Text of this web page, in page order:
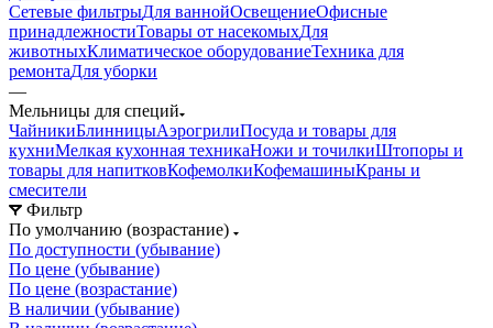
Сетевые фильтрыДля ваннойОсвещениеОфисные
принадлежностиТовары от насекомыхДля
животныхКлиматическое оборудованиеТехника для
ремонтаДля уборки
—
Мельницы для специй
ЧайникиБлинницыАэрогрилиПосуда и товары для
кухниМелкая кухонная техникаНожи и точилкиШтопоры и
товары для напитковКофемолкиКофемашиныКраны и
смесители
Фильтр
По умолчанию (возрастание)
По доступности (убывание)
По цене (убывание)
По цене (возрастание)
В наличии (убывание)